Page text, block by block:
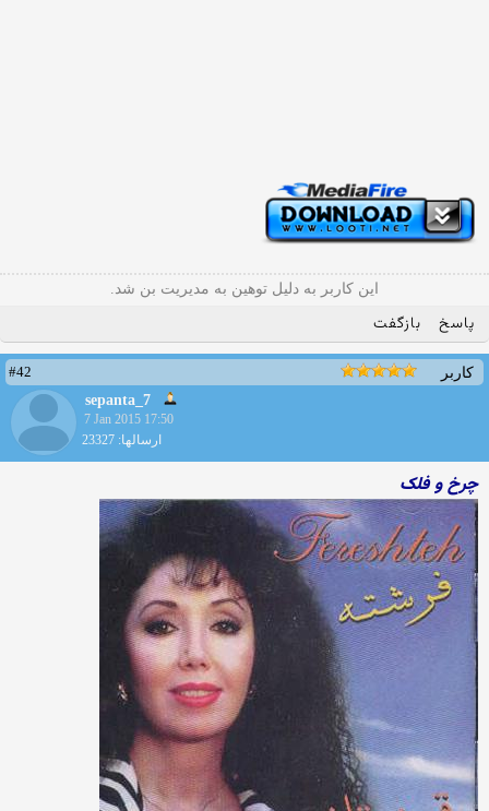
این کاربر به دلیل توهین به مدیریت بن شد.
پاسخ بازگفت
کاربر
#42
sepanta_7
7 Jan 2015 17:50
ارسالها: 23327
چرخ و فلک